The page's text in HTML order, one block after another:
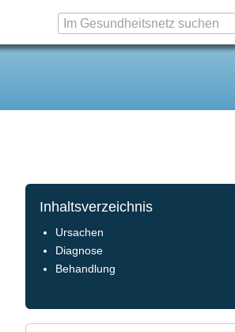
Inhaltsverzeichnis
Ursachen
Diagnose
Behandlung